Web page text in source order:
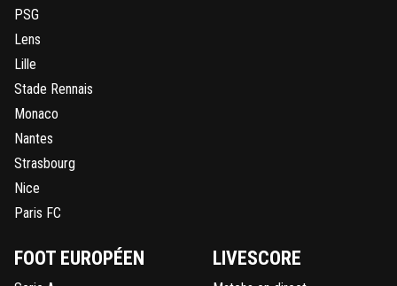
PSG
Lens
Lille
Stade Rennais
Monaco
Nantes
Strasbourg
Nice
Paris FC
FOOT EUROPÉEN LIVESCORE